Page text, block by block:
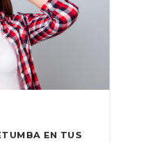
EN TUS